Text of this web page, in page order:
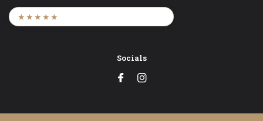
★★★★★
Socials